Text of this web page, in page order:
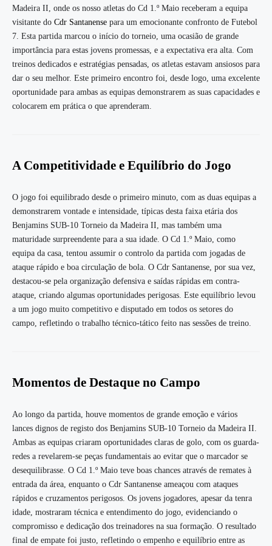
Madeira II, onde os nosso atletas do Cd 1.º Maio receberam a equipa
visitante do Cdr Santanense para um emocionante confronto de Futebol
7. Esta partida marcou o início do torneio, uma ocasião de grande
importância para estas jovens promessas, e a expectativa era alta. Com
treinos dedicados e estratégias pensadas, os atletas estavam ansiosos para
dar o seu melhor. Este primeiro encontro foi, desde logo, uma excelente
oportunidade para ambas as equipas demonstrarem as suas capacidades e
colocarem em prática o que aprenderam.
A Competitividade e Equilíbrio do Jogo
O jogo foi equilibrado desde o primeiro minuto, com as duas equipas a
demonstrarem vontade e intensidade, típicas desta faixa etária dos
Benjamins SUB-10 Torneio da Madeira II, mas também uma
maturidade surpreendente para a sua idade. O Cd 1.º Maio, como
equipa da casa, tentou assumir o controlo da partida com jogadas de
ataque rápido e boa circulação de bola. O Cdr Santanense, por sua vez,
destacou-se pela organização defensiva e saídas rápidas em contra-
ataque, criando algumas oportunidades perigosas. Este equilíbrio levou
a um jogo muito competitivo e disputado em todos os setores do
campo, refletindo o trabalho técnico-tático feito nas sessões de treino.
Momentos de Destaque no Campo
Ao longo da partida, houve momentos de grande emoção e vários
lances dignos de registo dos Benjamins SUB-10 Torneio da Madeira II.
Ambas as equipas criaram oportunidades claras de golo, com os guarda-
redes a revelarem-se peças fundamentais ao evitar que o marcador se
desequilibrasse. O Cd 1.º Maio teve boas chances através de remates à
entrada da área, enquanto o Cdr Santanense ameaçou com ataques
rápidos e cruzamentos perigosos. Os jovens jogadores, apesar da tenra
idade, mostraram técnica e entendimento do jogo, evidenciando o
compromisso e dedicação dos treinadores na sua formação. O resultado
final de empate foi justo, refletindo o empenho e equilíbrio entre as